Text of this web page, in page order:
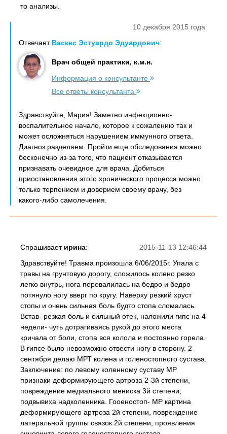
то анализы.
10 декабря 2015 года
Отвечает Васкес Эстуардо Эдуардович:
Врач общей практики, к.м.н.
Информация о консультанте
Все ответы консультанта
Здравствуйте, Мария! Заметно инфекционно-
воспалительное начало, которое к сожалению так и
может осложняться нарушением иммунного ответа.
Диагноз разделяем. Пройти еще обследования можно
бесконечно из-за того, что пациент отказывается
признавать очевидное для врача. Добиться
приостановления этого хронического процесса можно
только терпением и доверием своему врачу, без
какого-либо самолечения.
2015-11-13 12:46:44
Спрашивает ирина:
Здравствуйте! Травма произошла 6/06/2015г. Упала с
травы на грунтовую дорогу, сложилось колено резко
легко внутрь, нога перевалилась на бедро и бедро
потянуло ногу вверг по кругу. Наверху резкий хруст
стопы и очень сильная боль будто стопа сломалась.
Встав- резкая боль и сильный отек, наложили гипс на 4
недели- чуть дотрагиваясь рукой до этого места
кричала от боли, стопа вся колола и постоянно горела.
В гипсе было невозможно отвести ногу в сторону. 2
сентября делаю МРТ колена и голеностопного сустава.
Заключение: по левому коленному суставу МР
признаки деформирующего артроза 2-3й степени,
повреждение медиального мениска 3й степени,
подвывиха надколенника. Гооеностоп- МР картина
деформирующего артроза 2й степени, повреждение
латеральной группы связок 2й степени, проявления